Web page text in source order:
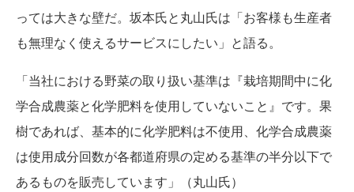
っては大きな壁だ。坂本氏と丸山氏は「お客様も生産者
も無理なく使えるサービスにしたい」と語る。
「当社における野菜の取り扱い基準は『栽培期間中に化
学合成農薬と化学肥料を使用していないこと』です。果
樹であれば、基本的に化学肥料は不使用、化学合成農薬
は使用成分回数が各都道府県の定める基準の半分以下で
あるものを販売しています」（丸山氏）